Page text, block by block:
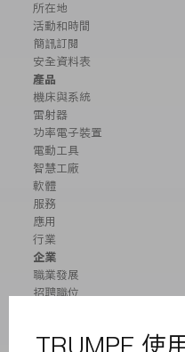
所在地
活動和時間
簡訊訂閱
安全資料表
產品
機床與系統
雷射器
功率電子裝置
電動工具
智慧工廠
軟體
服務
應用
行業
企業
職業發展
招聘職位
業務報告